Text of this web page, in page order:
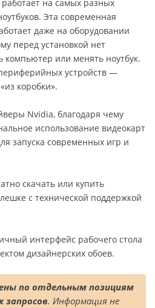
на самых разных
Эта современная
даже на оборудовании
перед установкой нет
компьютер или менять ноутбук.
устройств —
коробки».
Nvidia, благодаря чему
использование видеокарт
запуска современных игр и
скачать или купить
с технической поддержкой
интерфейс рабочего стола
дизайнерских обоев.
по отдельным позициям
запросов. Информация не